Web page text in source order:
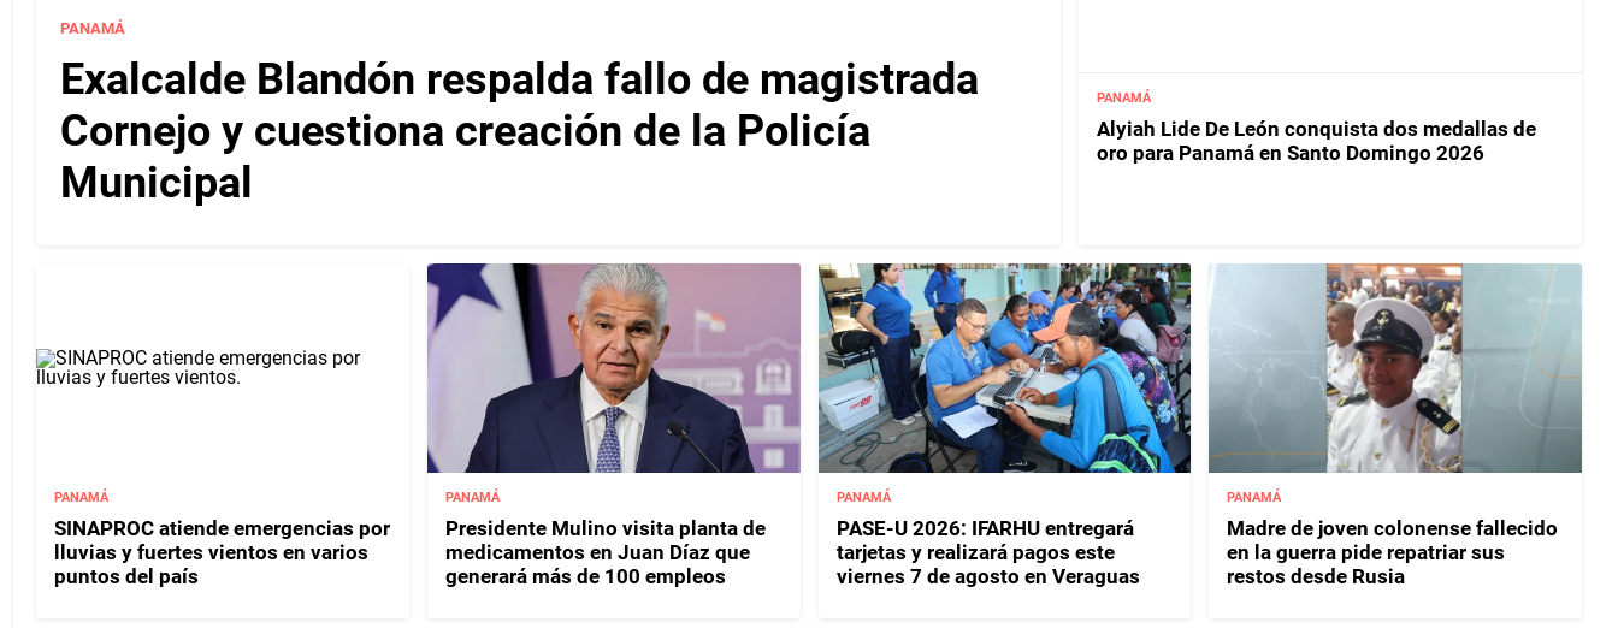
PANAMÁ
Exalcalde Blandón respalda fallo de magistrada
Cornejo y cuestiona creación de la Policía
Municipal
PANAMÁ
Alyiah Lide De León conquista dos medallas de
oro para Panamá en Santo Domingo 2026
PANAMÁ
SINAPROC atiende emergencias por
lluvias y fuertes vientos en varios
puntos del país
PANAMÁ
Presidente Mulino visita planta de
medicamentos en Juan Díaz que
generará más de 100 empleos
PANAMÁ
PASE-U 2026: IFARHU entregará
tarjetas y realizará pagos este
viernes 7 de agosto en Veraguas
PANAMÁ
Madre de joven colonense fallecido
en la guerra pide repatriar sus
restos desde Rusia